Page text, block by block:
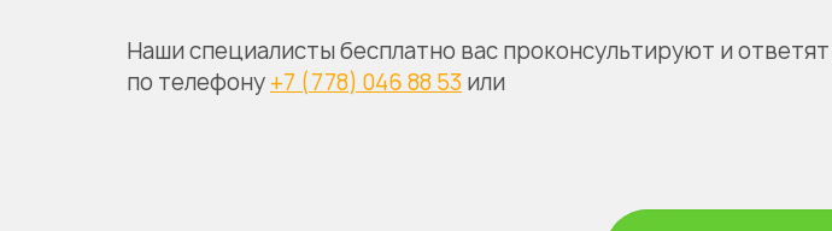
Наши специалисты бесплатно вас проконсультируют и
по телефону +7 (778) 046 88 53 или